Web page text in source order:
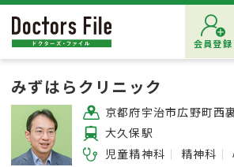
会員登録
みずはらクリニック
京都府宇治市広野町西裏1番16 サ
大久保駅
児童精神科
精神科